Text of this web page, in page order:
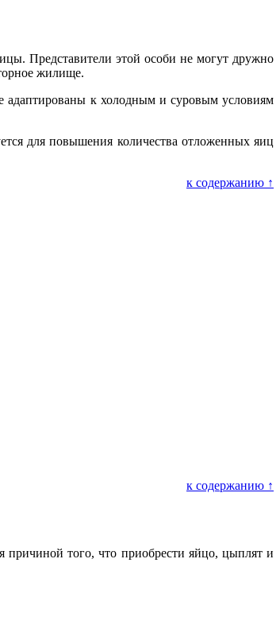
Представители этой особи не могут дружно
жилище.
адаптированы к холодным и суровым условиям
для повышения количества отложенных яиц
к содержанию ↑
к содержанию ↑
причиной того, что приобрести яйцо, цыплят и